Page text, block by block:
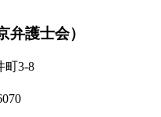
弁護士会）
町3-8